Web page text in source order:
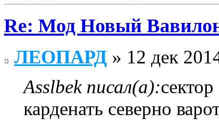
Re: Мод Новый
ЛЕОПАРД » 12 дек
Asslbek писал(а):
карденать северно